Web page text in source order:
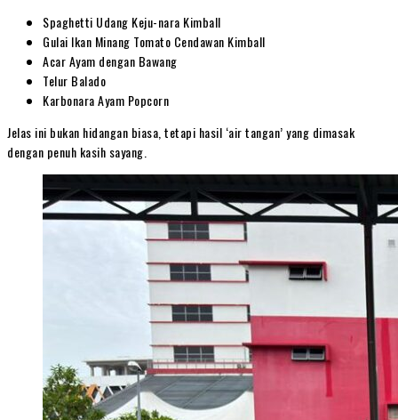
Spaghetti Udang Keju-nara Kimball
Gulai Ikan Minang Tomato Cendawan Kimball
Acar Ayam dengan Bawang
Telur Balado
Karbonara Ayam Popcorn
Jelas ini bukan hidangan biasa, tetapi hasil ‘air tangan’ yang dimasak
dengan penuh kasih sayang.